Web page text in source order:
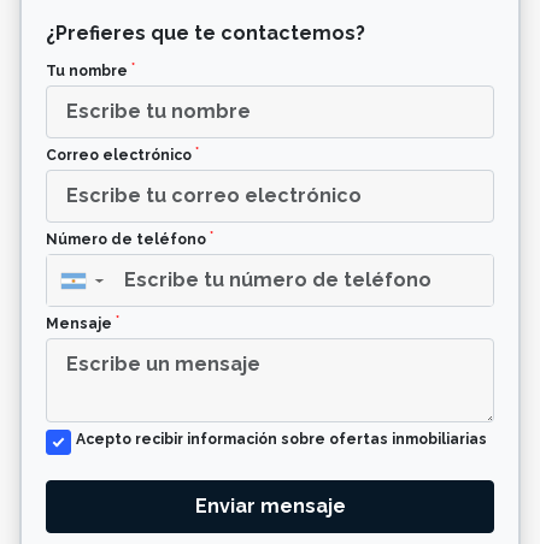
¿Prefieres que te contactemos?
Tu nombre *
Correo electrónico *
Número de teléfono *
▼
Mensaje *
Acepto recibir información sobre ofertas inmobiliarias
Enviar mensaje